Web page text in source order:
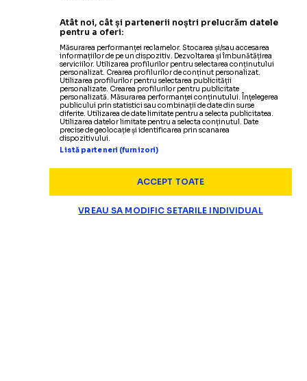
Atât noi, cât și partenerii noștri prelucrăm datele
pentru a oferi:
Măsurarea performanței reclamelor. Stocarea și/sau accesarea
informațiilor de pe un dispozitiv. Dezvoltarea și îmbunătățirea
serviciilor. Utilizarea profilurilor pentru selectarea conținutului
personalizat. Crearea profilurilor de conținut personalizat.
Utilizarea profilurilor pentru selectarea publicității
personalizate. Crearea profilurilor pentru publicitate
personalizată. Măsurarea performanței conținutului. Înțelegerea
publicului prin statistici sau combinații de date din surse
diferite. Utilizarea de date limitate pentru a selecta publicitatea.
Utilizarea datelor limitate pentru a selecta conținutul. Date
precise de geolocație și identificarea prin scanarea
dispozitivului.
Listă parteneri (furnizori)
ACCEPT TOATE
VREAU SA MODIFIC SETARILE INDIVIDUAL